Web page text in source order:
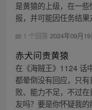
是黄猿的上级，在一
报，并可能因任务结
1 个回答 2024年09月
赤犬问责黄猿
在《海贼王》1124 话
都晕倒没有回应，只
败、能力不足，不过
友吗？要是你怀疑我